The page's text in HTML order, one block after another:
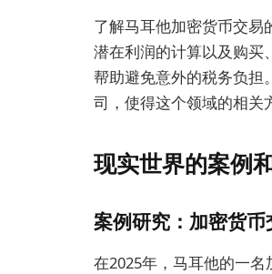
了解马耳他加密货币交易
潜在利润的计算以及购买
帮助避免意外的税务负担
司，使得这个领域的相关
现实世界的案例
案例研究：加密货币
在2025年，马耳他的一